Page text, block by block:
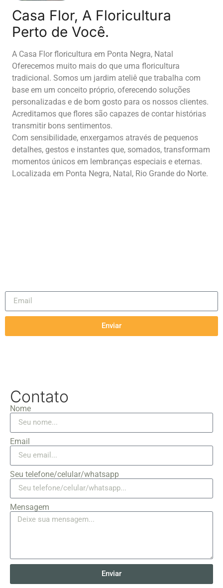
Casa Flor, A Floricultura
Perto de Você.
A Casa Flor floricultura em Ponta Negra, Natal
Oferecemos muito mais do que uma floricultura
tradicional. Somos um jardim ateliê que trabalha com
base em um conceito próprio, oferecendo soluções
personalizadas e de bom gosto para os nossos clientes.
Acreditamos que flores são capazes de contar histórias
transmitir bons sentimentos.
Com sensibilidade, enxergamos através de pequenos
detalhes, gestos e instantes que, somados, transformam
momentos únicos em lembranças especiais e eternas.
Localizada em Ponta Negra, Natal, Rio Grande do Norte.
Enviar
Contato
Nome
Email
Seu telefone/celular/whatsapp
Mensagem
Enviar